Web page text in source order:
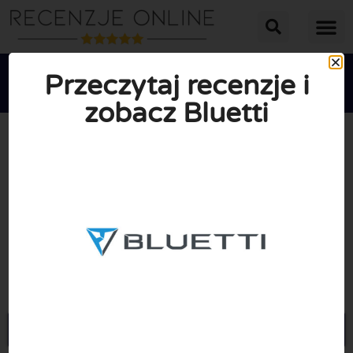
 
Przeczytaj recenzje i
zobacz Bluetti